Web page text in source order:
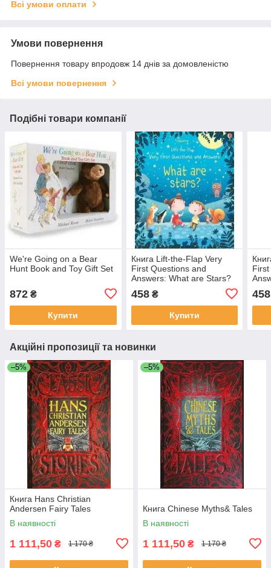
Всі умови оплати
Умови повернення
Повернення товару впродовж 14 днів за домовленістю
Всі умови повернення
Подібні товари компанії
We're Going on a Bear
Hunt Book and Toy Gift Set
872 ₴
Купити
Книга Lift-the-Flap Very
First Questions and
Answers: What are Stars?
458₴
Купити
458
Акційні пропозиції та новинки
–5%
Книга Hans Christian
Andersen Fairy Tales
В наявності
1 111,50 ₴ 1 170 ₴
–5%
Книга Chinese Myths& Tales
В наявності
1 111,50 ₴ 1 170 ₴